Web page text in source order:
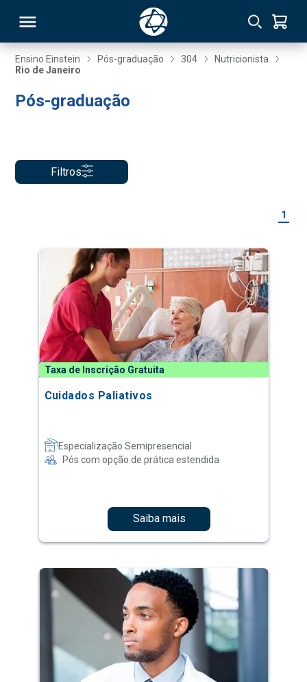
Ensino Einstein Pós-graduação 304
Nutricionista
Rio de Janeiro
Pós-graduação
Filtros
1
Taxa de Inscrição Gratuita
Cuidados Paliativos
Especialização Semipresencial
Pós com opção de prática estendida
Saiba mais